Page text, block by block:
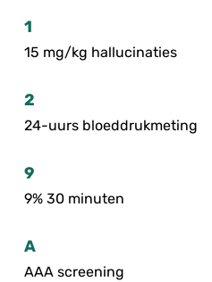
1
15 mg/kg hallucinaties
2
24-uurs bloeddrukmeting
9
9% 30 minuten
A
AAA screening